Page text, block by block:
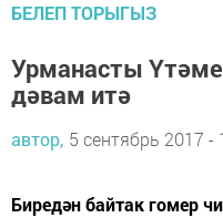
БЕЛЕП ТОРЫГЫЗ
Урманасты
дәвам итә
автор, 5 сентябрь 2017 -
Биредән байтак гомер